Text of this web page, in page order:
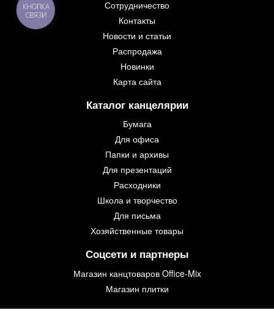
Сотрудничество
Контакты
Новости и статьи
Распродажа
Новинки
Карта сайта
Каталог канцелярии
Бумага
Для офиса
Папки и архивы
Для презентаций
Расходники
Школа и творчество
Для письма
Хозяйственные товары
Соцсети и партнеры
Магазин канцтоваров Office-Mix
Магазин плитки
КНОПКА
СВЯЗИ